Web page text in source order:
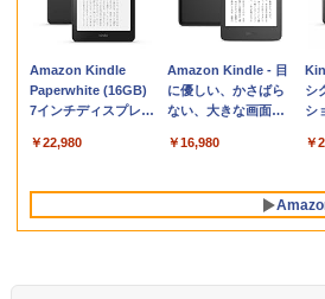
Apple 2026
MacBook Neo A18
Proチップ搭載13イ
AIとApple
Retinaディスプレ
512GB SSD、1080p
￥162,598
tomtoc 360°保護
15.6 16インチ パソコ
ンケース Dell NEC
dynabook Lenovo
￥2,952
ッ
イ
ド
￥
Robloxギフトカード
- 800 Robux 【限定
バーチャルアイテム
ンゲームコード】 ロ
インコード版
￥1,300
Microsoft Office
Home & Business
2024(最新 永続版)|オ
版|Windows11、
￥39,582
-
定
イ
ラ
￥
生成AIパスポート公
式テキスト 第４版
￥1,766
AIイラスト表現辞典:
思い通りの絵を引き
出す プロンプトの言
ズ (はぴーイラスト
￥480
ん
非
マ
も
非
の
￥
Amazon Kindle
Paperwhite (16GB)
7インチディスプレ
ト、12週間持続バッ
ブラック
￥22,980
Amazon Kindle - 目
に優しい、かさばら
ない、大きな画面で
続バッテリー、6イン
書籍リーダー、ブラ
ック、16GB、広告な
し
￥16,980
シ
シ
る
持
告
ブ
￥